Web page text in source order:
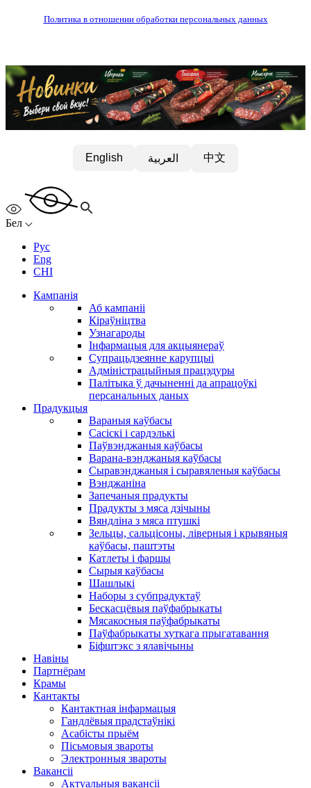
Политика в отношении обработки персональных данных
English العربية 中文
Бел
Рус
Eng
CHI
Кампанія
Аб кампаніі
Кіраўніцтва
Узнагароды
Інфармацыя для акцыянераў
Супрацьдзеянне карупцыі
Адміністрацыйныя працэдуры
Палітыка ў дачыненні да апрацоўкі
персанальных даных
Прадукцыя
Вараныя каўбасы
Сасіскі і сардэлькі
Паўвэнджаныя каўбасы
Варана-вэнджаныя каўбасы
Сыравэнджаныя і сыравяленыя каўбасы
Вэнджаніна
Запечаныя прадукты
Прадукты з мяса дзічыны
Вяндліна з мяса птушкі
Зельцы, сальцісоны, ліверныя і крывяныя
каўбасы, паштэты
Катлеты і фаршы
Сырыя каўбасы
Шашлыкі
Наборы з субпрадуктаў
Бескасцёвыя паўфабрыкаты
Мясакосныя паўфабрыкаты
Паўфабрыкаты хуткага прыгатавання
Біфштэкс з ялавічыны
Навіны
Партнёрам
Крамы
Кантакты
Кантактная інфармацыя
Гандлёвыя прадстаўнікі
Асабісты прыём
Пісьмовыя звароты
Электронныя звароты
Вакансіі
Актуальныя вакансіі